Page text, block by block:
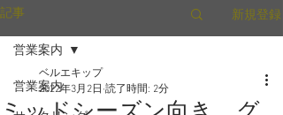
記事 新規登録
営業案内
営業案内
ベルエキップ
2022年3月2日 読了時間: 2分